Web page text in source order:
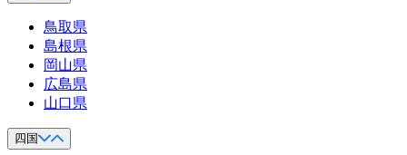
鳥取県
島根県
岡山県
広島県
山口県
四国